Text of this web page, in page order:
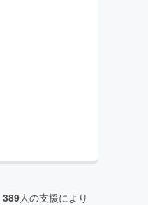
389人の支援により